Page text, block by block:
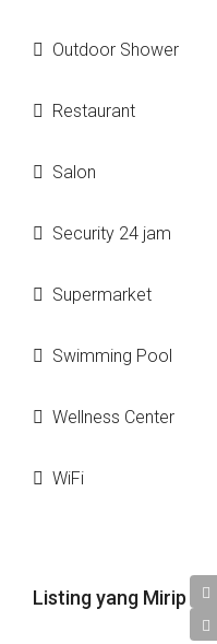
Outdoor Shower
Restaurant
Salon
Security 24 jam
Supermarket
Swimming Pool
Wellness Center
WiFi
Listing yang Mirip